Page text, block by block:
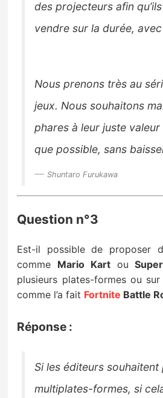
des projecteurs afin
vendre sur la durée,
Nous prenons très au
jeux. Nous souhaitons
phares à leur juste
que possible, sans
Shuntaro Furukawa
Question n°3
Est-il possible de proposer
comme Mario Kart ouSuper
plusieurs plates-formes ou
comme l’a fait Fortnite Battle
Réponse :
Si les éditeurs
multiplates-formes, si